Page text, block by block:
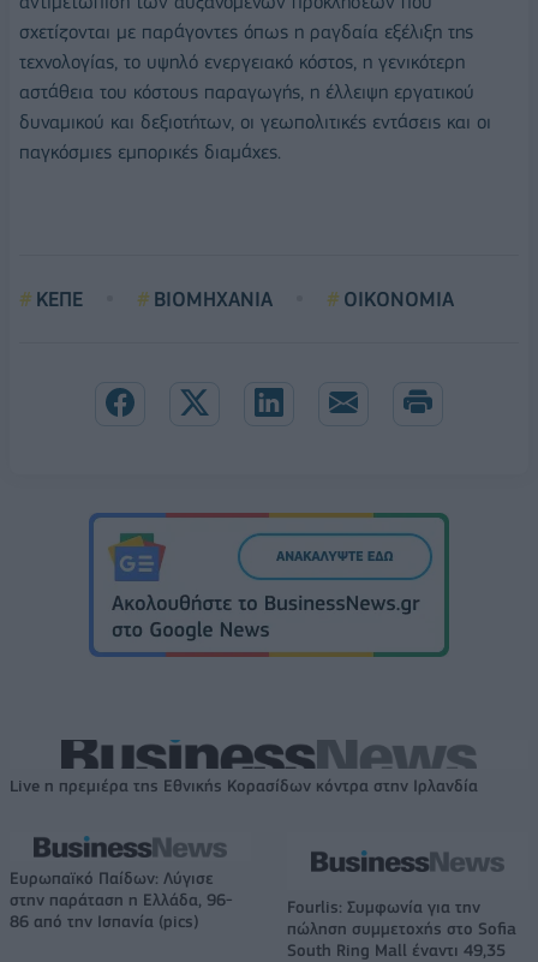
σχετίζονται με παράγοντες όπως η ραγδαία εξέλιξη της
τεχνολογίας, το υψηλό ενεργειακό κόστος, η γενικότερη
αστάθεια του κόστους παραγωγής, η έλλειψη εργατικού
δυναμικού και δεξιοτήτων, οι γεωπολιτικές εντάσεις και οι
παγκόσμιες εμπορικές διαμάχες.
ΚΕΠΕ ΒΙΟΜΗΧΑΝΙΑ ΟΙΚΟΝΟΜΙΑ
Live η πρεμιέρα της Εθνικής Κορασίδων κόντρα στην Ιρλανδία
Ευρωπαϊκό Παίδων: Λύγισε
στην παράταση η Ελλάδα, 96-
86 από την Ισπανία (pics)
Fourlis: Συμφωνία για την
πώληση συμμετοχής στο Sofia
South Ring Mall έναντι 49,35